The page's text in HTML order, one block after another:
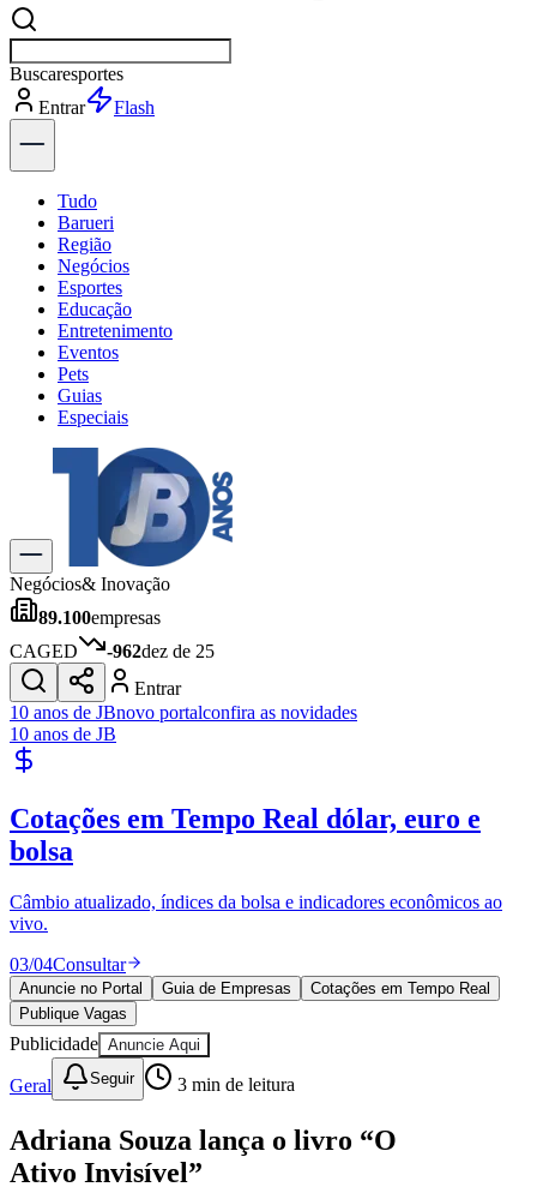
Buscarpolític
Entrar
Explorar
Tudo
Barueri
Região
Negócios
Esportes
Educação
Entretenimento
Eventos
Pets
Guias
Especiais
Explore Tudo
Últimas Notícias
Previsão do Tempo
Trânsito e Rotas
Dia a Dia & Lazer
Gastronomia
Cinema & Shows
JogosNovo
Para Sua Empresa
Publicidade Legal
Política
Esportes
Cultura
Meio Ambiente
Obras
Educação
Bairros de Barueri
Selecione sua região Para notícias da sua região
AldeiaAldeia da SerraAldeia de Barueri
Negócios& Inovação
89.100empresas
CAGED
-962dez de 25
Entrar
10 anos de JBnovo portalconfira as novidades
10 anos de JB
Cotações em Tempo Real dólar, euro e
bolsa
Câmbio atualizado, índices da bolsa e indicadores econômicos ao
vivo.
03/04Consultar
Anuncie no Portal Guia de Empresas
Cotações em Tempo Real
Publique Vagas
Publicidade Anuncie Aqui
Geral Seguir 3 min de leitura
Adriana Souza lança o livro “O
Ativo Invisível”